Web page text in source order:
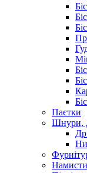
Паєтки
Шнури,